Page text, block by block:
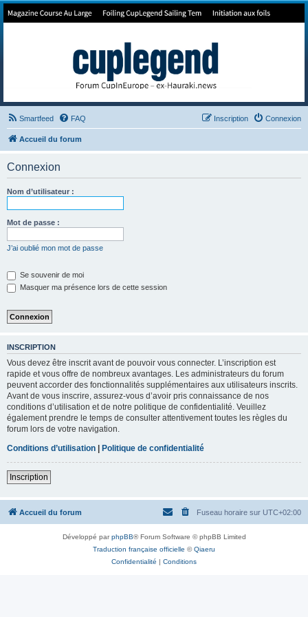
Forum de Cup In Europe
Smartfeed FAQ Connexion
Inscription
Accueil du forum
Connexion
Nom d’utilisateur :
Mot de passe :
J’ai oublié mon mot de passe
Se souvenir de moi
Masquer ma présence lors de cette session
INSCRIPTION
Vous devez être inscrit avant de pouvoir vous connecter. L’inscription est
rapide et vous offre de nombreux avantages. Les administrateurs du forum
peuvent accorder des fonctionnalités supplémentaires aux utilisateurs inscrits.
Avant de vous inscrire, assurez-vous d’avoir pris connaissance de nos
conditions d’utilisation et de notre politique de confidentialité. Veuillez
également prendre le temps de consulter attentivement toutes les règles du
forum lors de votre navigation.
Conditions d’utilisation
Politique de confidentialité
Inscription
Accueil du forum Fuseau horaire sur UTC+02:00
Développé parphpBB® Forum Software © phpBB Limited
Traduction française officielle ©Qiaeru
Confidentialité | Conditions